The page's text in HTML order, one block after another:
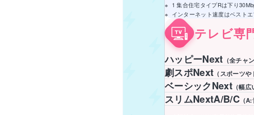
1 集合住宅タイプRは下り
インターネット速度はベスト
テレビ専
ハッピーNext （全チャ
劇スポNext （スポーツ
ベーシックNext（幅広
スリムNextA/B/C（A: